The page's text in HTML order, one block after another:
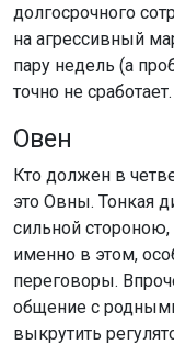
долгосрочного
на агрессивный
пару недель (а
точно не сработает.
Овен
Кто должен в
это Овны. Тонкая
сильной стороною,
именно в этом,
переговоры.
общение с
выкрутить